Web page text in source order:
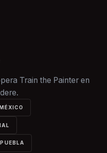
Train the Painter en